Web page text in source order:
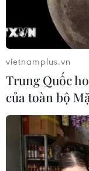
vietnamplus.vn
Trung Quốc
của toàn bộ